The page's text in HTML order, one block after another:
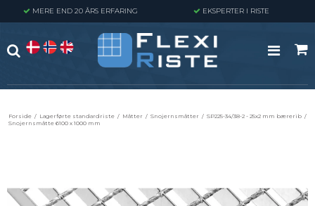
MERE END 20 ÅRS ERFARING EKSPERTER I RISTE
Forside / Lagerførte standardriste / Måtter / Snojernsmåtter / SP225-34/38-2 - 25x2 mm bærerib /
Snojernsmåtte 6100 x 1000 mm